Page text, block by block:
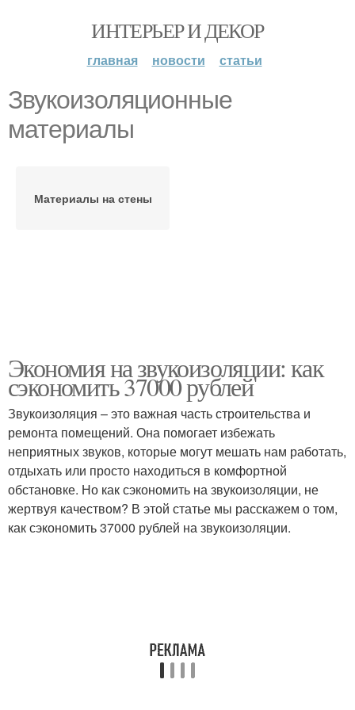
ИНТЕРЬЕР И ДЕКОР
главная новости статьи
Звукоизоляционные
материалы
Материалы на стены
Экономия на звукоизоляции: как
сэкономить 37000 рублей
Звукоизоляция – это важная часть строительства и
ремонта помещений. Она помогает избежать
неприятных звуков, которые могут мешать нам работать,
отдыхать или просто находиться в комфортной
обстановке. Но как сэкономить на звукоизоляции, не
жертвуя качеством? В этой статье мы расскажем о том,
как сэкономить 37000 рублей на звукоизоляции.